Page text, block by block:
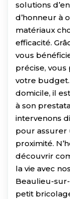
solutions
d’honneur à
matériaux
efficacité.
vous
précise,
votre budget.
domicile, il
à son
intervenons
pour assurer
proximité.
découvrir
la vie avec
Beaulieu-
petit